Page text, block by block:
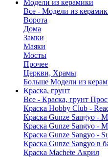
Модели из керамики
Все - Модели из
Ворота
Дома
Замки
Маяки
Мосты
Прочее
Церкви, Храмы
Больше Модели из
Краска, грунт
Все - Краска, грунт
Краска Hobby Club -
Краска Gunze Sangyo -
Краска Gunze Sangyo -
Краска Gunze Sangyo -
Краска Gunze Sangyo в
Краска Machete Акрил